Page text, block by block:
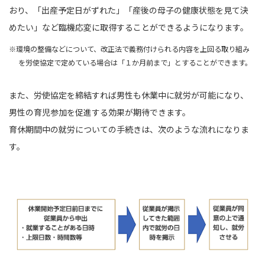
おり、「出産予定日がずれた」「産後の母子の健康状態を見て決
めたい」など臨機応変に取得することができるようになります。
※環境の整備などについて、改正法で義務付けられる内容を上回る取り組み
を労使協定で定めている場合は「１か月前まで」とすることができます。
また、労使協定を締結すれば男性も休業中に就労が可能になり、
男性の育児参加を促進する効果が期待できます。
育休期間中の就労についての手続きは、次のような流れになりま
す。